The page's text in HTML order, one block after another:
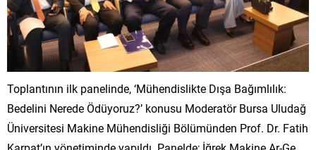
Toplantının ilk panelinde, ‘Mühendislikte Dışa Bağımlılık:
Bedelini Nerede Ödüyoruz?’ konusu Moderatör Bursa Uludağ
Üniversitesi Makine Mühendisliği Bölümünden Prof. Dr. Fatih